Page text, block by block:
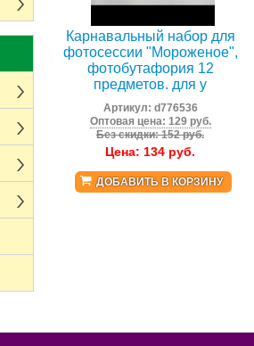
Карнавальный набор для
фотосессии "Мороженое",
фотобутафория 12
предметов. для у
Артикул: d776536
Оптовая цена: 129 руб.
Без скидки: 152 руб.
Цена: 134 руб.
ДОБАВИТЬ В КОРЗИНУ